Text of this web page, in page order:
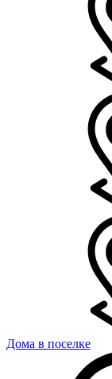
Дома в поселке